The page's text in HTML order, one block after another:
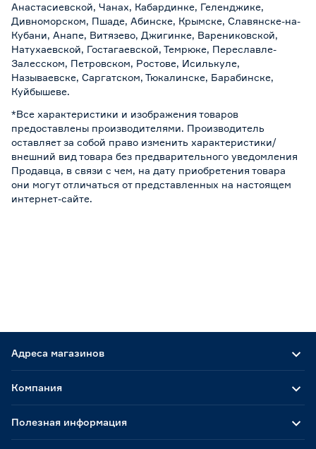
Анастасиевской, Чанах, Кабардинке, Геленджике,
Дивноморском, Пшаде, Абинске, Крымске, Славянске-на-
Кубани, Анапе, Витязево, Джигинке, Варениковской,
Натухаевской, Гостагаевской, Темрюке, Переславле-
Залесском, Петровском, Ростове, Исилькуле,
Называевске, Саргатском, Тюкалинске, Барабинске,
Куйбышеве.
*Все характеристики и изображения товаров
предоставлены производителями. Производитель
оставляет за собой право изменить характеристики/
внешний вид товара без предварительного уведомления
Продавца, в связи с чем, на дату приобретения товара
они могут отличаться от представленных на настоящем
интернет-сайте.
Адреса магазинов
Компания
Полезная информация